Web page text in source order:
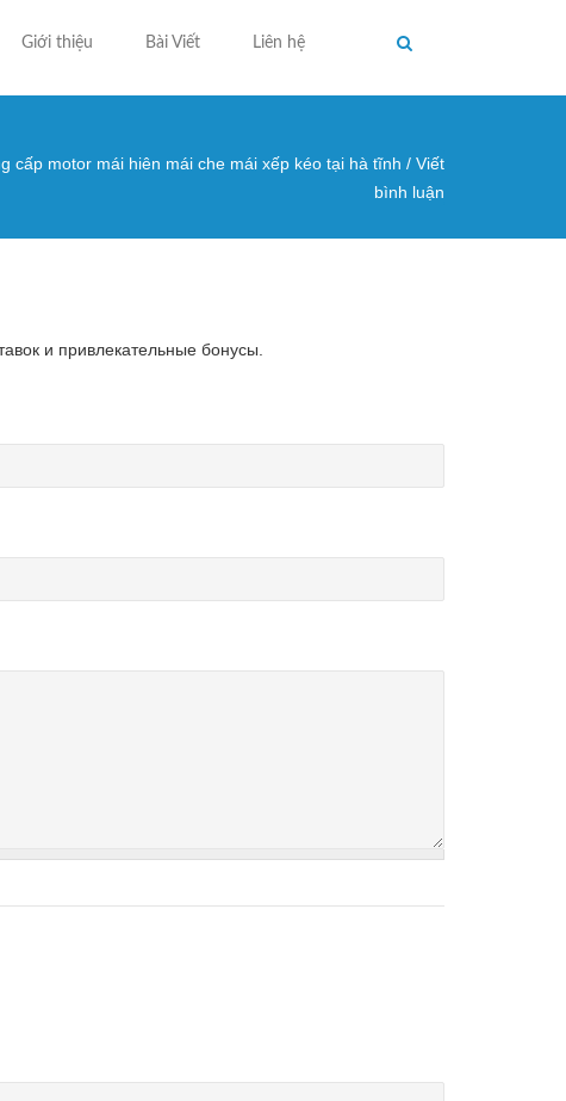
Giới thiệu Bài Viết Liên hệ
ở đây
cấp motor mái hiên mái che mái xếp kéo tại hà tĩnh / Viết
bình luận
и привлекательные бонусы.